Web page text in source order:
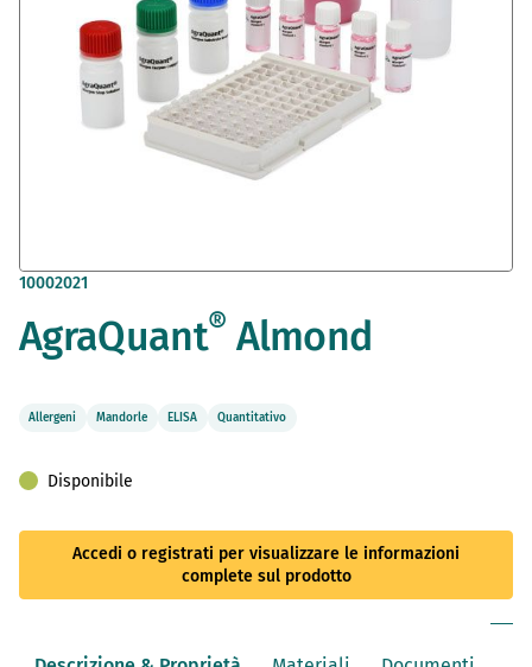
Vai
della
galleria
10002021
AgraQuant® Almond
Allergeni Mandorle ELISA Quantitativo
Disponibile
Accedi o registrati per visualizzare le informazioni
complete sul prodotto